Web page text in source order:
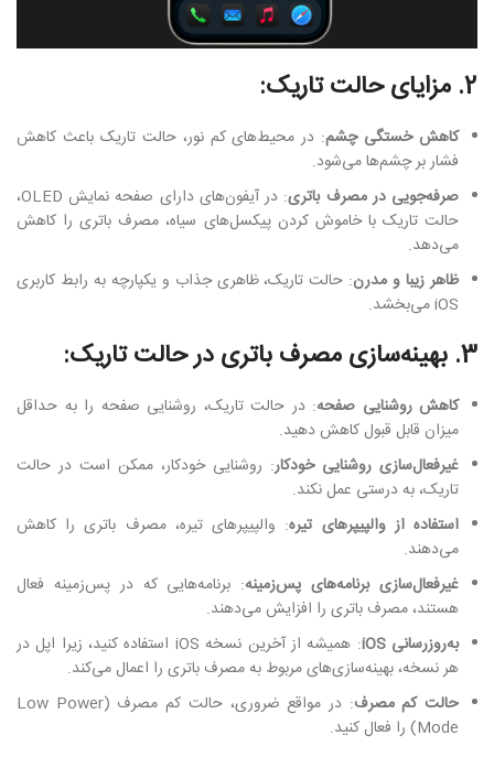
2. مزایای حالت تاریک:
کاهش خستگی چشم: در محیط‌های کم نور، حالت تاریک باعث کاهش
فشار بر چشم‌ها می‌شود.
صرفه‌جویی در مصرف باتری
: در آیفون‌های دارای صفحه نمایش OLED،
حالت تاریک با خاموش کردن پیکسل‌های سیاه، مصرف باتری را کاهش
می‌دهد.
ظاهر زیبا و مدرن: حالت تاریک، ظاهری جذاب و یکپارچه به رابط کاربری
iOS می‌بخشد.
3. بهینه‌سازی مصرف باتری در حالت تاریک:
کاهش روشنایی صفحه: در حالت تاریک، روشنایی صفحه را به حداقل
میزان قابل قبول کاهش دهید.
غیرفعال‌سازی روشنایی خودکار: روشنایی خودکار، ممکن است در حالت
تاریک، به درستی عمل نکند.
استفاده از والپیپرهای تیره: والپیپرهای تیره، مصرف باتری را کاهش
می‌دهند.
غیرفعال‌سازی برنامه‌های پس‌زمینه: برنامه‌هایی که در پس‌زمینه فعال
هستند، مصرف باتری را افزایش می‌دهند.
به‌روزرسانی iOS
: همیشه از آخرین نسخه iOS استفاده کنید، زیرا اپل در
هر نسخه، بهینه‌سازی‌های مربوط به مصرف باتری را اعمال می‌کند.
حالت کم مصرف
: در مواقع ضروری، حالت کم مصرف (Low Power
Mode) را فعال کنید.